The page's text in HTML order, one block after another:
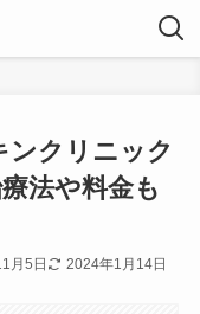
ンクリニック
法や料金も
月5日 2024年1月14日